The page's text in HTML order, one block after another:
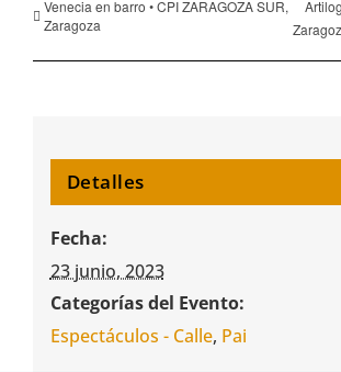
Venecia en barro • CPI ZARAGOZA SUR,
Zaragoza
Detalles
Fecha:
23 junio, 2023
Categorías del Evento:
Espectáculos - Calle, Pai